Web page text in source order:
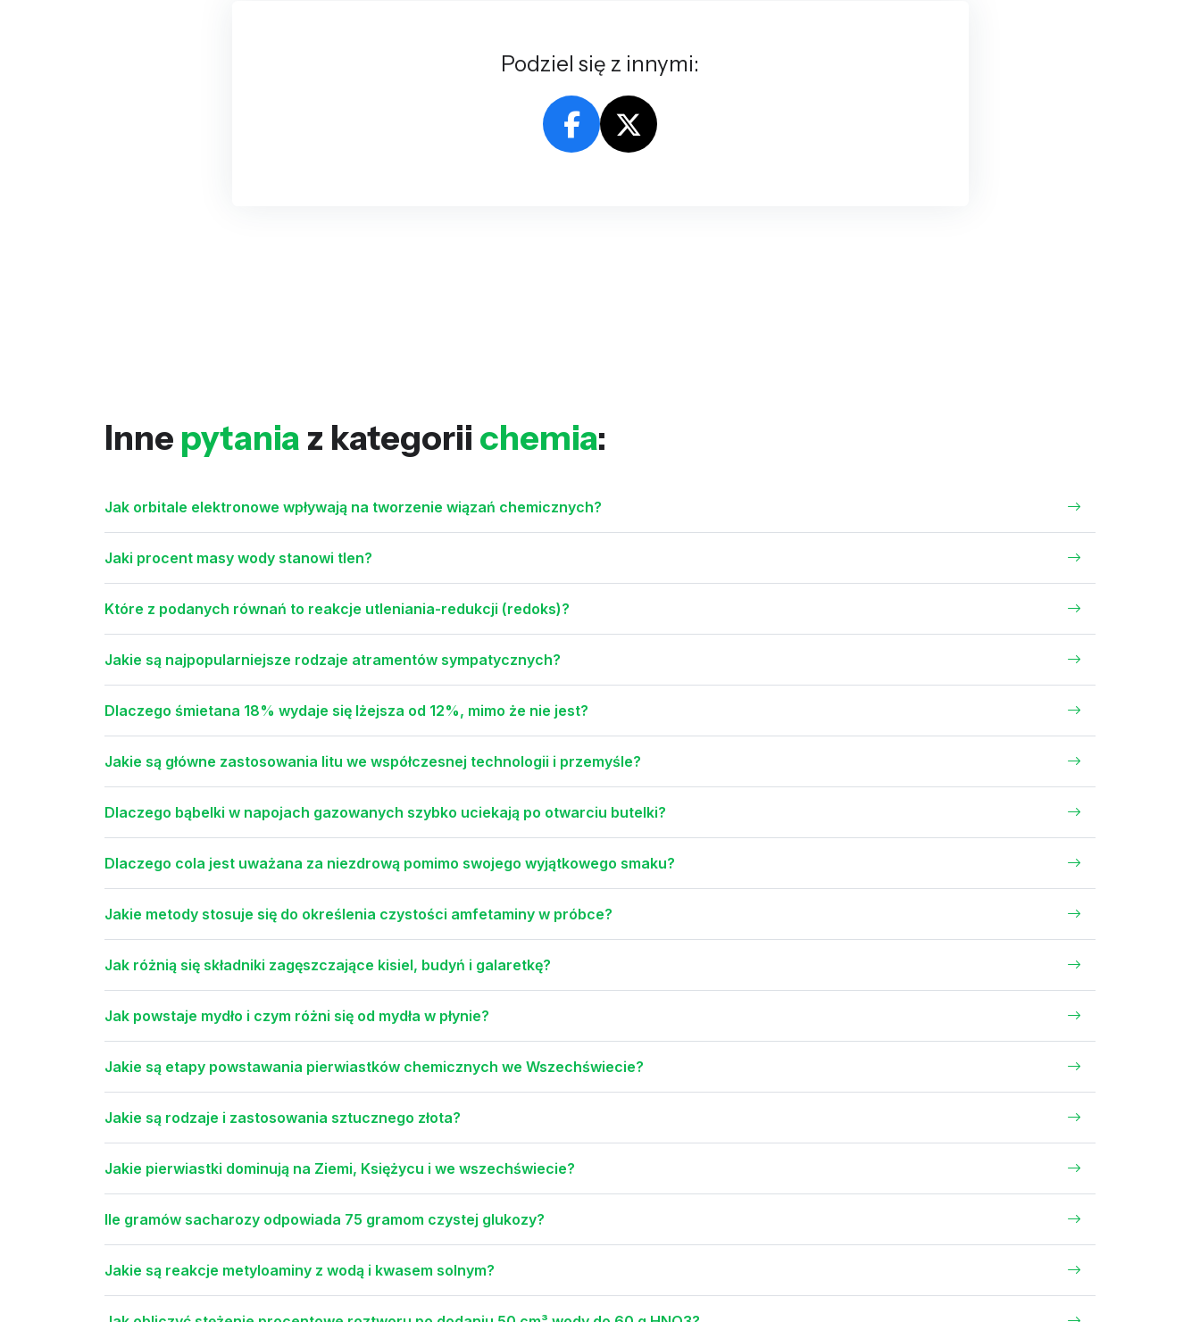
Podziel się z innymi:
Inne pytania z kategorii chemia:
Jak orbitale elektronowe wpływają na tworzenie wiązań chemicznych?
Jaki procent masy wody stanowi tlen?
Które z podanych równań to reakcje utleniania-redukcji (redoks)?
Jakie są najpopularniejsze rodzaje atramentów sympatycznych?
Dlaczego śmietana 18% wydaje się lżejsza od 12%, mimo że nie jest?
Jakie są główne zastosowania litu we współczesnej technologii i przemyśle?
Dlaczego bąbelki w napojach gazowanych szybko uciekają po otwarciu butelki?
Dlaczego cola jest uważana za niezdrową pomimo swojego wyjątkowego smaku?
Jakie metody stosuje się do określenia czystości amfetaminy w próbce?
Jak różnią się składniki zagęszczające kisiel, budyń i galaretkę?
Jak powstaje mydło i czym różni się od mydła w płynie?
Jakie są etapy powstawania pierwiastków chemicznych we Wszechświecie?
Jakie są rodzaje i zastosowania sztucznego złota?
Jakie pierwiastki dominują na Ziemi, Księżycu i we wszechświecie?
Ile gramów sacharozy odpowiada 75 gramom czystej glukozy?
Jakie są reakcje metyloaminy z wodą i kwasem solnym?